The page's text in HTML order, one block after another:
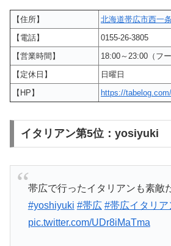
【住所】
北海道帯広市西一
【電話】
0155-26-3805
【営業時間】
18:00～23:00（フ
【定休日】
日曜日
【HP】
https://
イタリアン第5位：yosiyuki
帯広で行ったイタリアンも素敵
#yoshiyuki #帯広 #帯広イタリア
pic.twitter.com/UDr8iMaTma